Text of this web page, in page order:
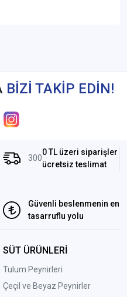
BİZİ TAKİP EDİN!
300
0 TL üzeri siparişler
ücretsiz teslimat
Güvenli beslenmenin en
tasarruflu yolu
SÜT ÜRÜNLERİ
Tulum Peynirleri
Çeçil ve Beyaz Peynirler